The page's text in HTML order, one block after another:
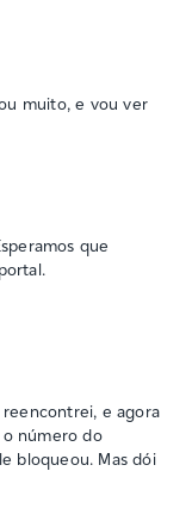
muito, e vou ver
que
e agora
número do
bloqueou. Mas dói